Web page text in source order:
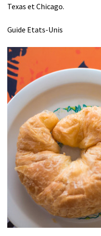
Texas et Chicago.
Guide Etats-Unis